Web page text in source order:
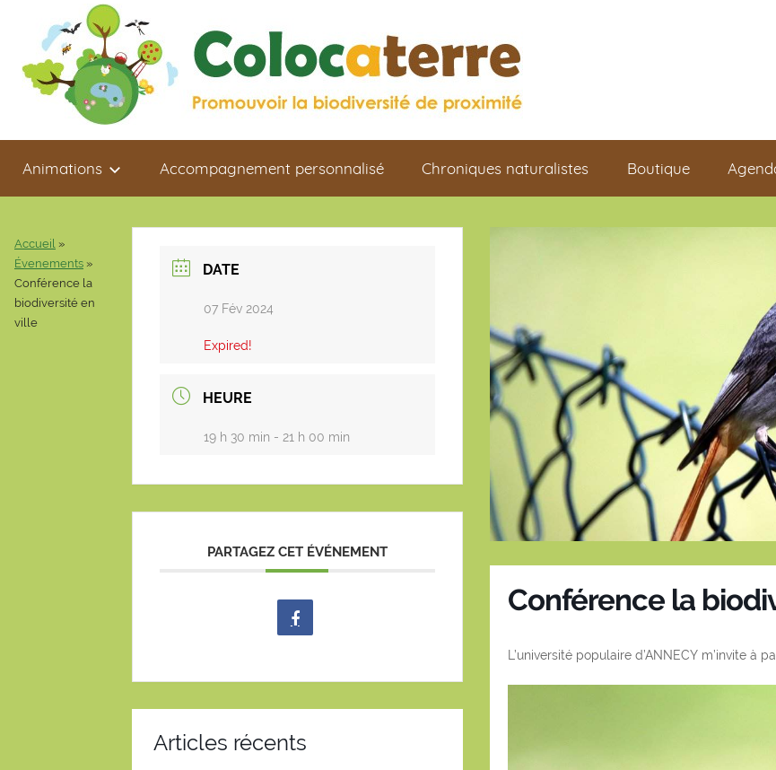
contenu
Colocaterre
Promouvoir
la
proximité
Animations Accompagnement personnalisé Chroniques naturalistes Boutique
Accueil »
Évenements »
Conférence la
biodiversité en
ville
Conférence la
L’université populaire d’ANNECY m’invite à
DATE
07 Fév 2024
Expired!
HEURE
19 h 30 min - 21 h 00 min
PARTAGEZ CET ÉVÉNEMENT
Articles récents